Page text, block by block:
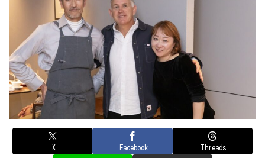
X Facebook Threads